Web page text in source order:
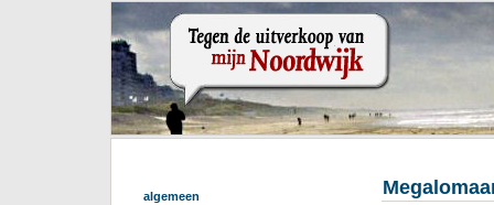
algemeen